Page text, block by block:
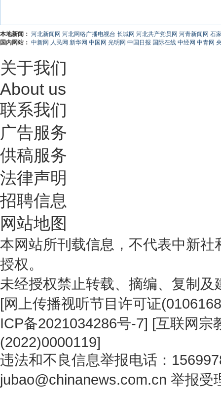
本地新闻： 河北新闻网 河北网络广播电视台 长城网 河北共产党员网 河青新闻网 石
国内网站： 中新网 人民网 新华网 中国网 光明网 中国日报 国际在线 中经网 中青网
关于我们
About us
联系我们
广告服务
供稿服务
法律声明
招聘信息
网站地图
本网站所刊载信息，不代表中新
授权。
未经授权禁止转载、摘编、复制
[网上传播视听节目许可证
ICP备2021034286号-7] [互联网宗
(2022)0000119]
违法和不良信息举报电话：
jubao@chinanews.com.cn 举报受